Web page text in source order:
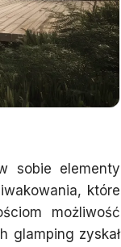
sobie elementy
które
możliwość
glamping zyskał